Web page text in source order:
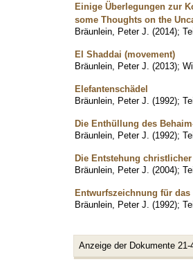
Einige Überlegungen zur
some Thoughts on the
Bräunlein, Peter J. (2014);
El Shaddai (movement)
Bräunlein, Peter J. (2013);
Elefantenschädel
Bräunlein, Peter J. (1992);
Die Enthüllung des
Bräunlein, Peter J. (1992);
Die Entstehung
Bräunlein, Peter J. (2004);
Entwurfszeichnung für
Bräunlein, Peter J. (1992);
Anzeige der Dokumente 21-